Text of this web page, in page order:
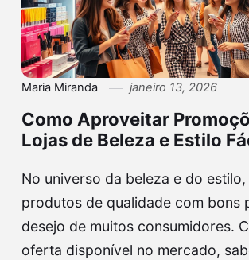
Maria Miranda janeiro 13, 2026
Como Aproveitar
Lojas de Beleza e Estilo
No universo da beleza e do
produtos de qualidade com bons
desejo de muitos consumidores.
oferta disponível no mercado,